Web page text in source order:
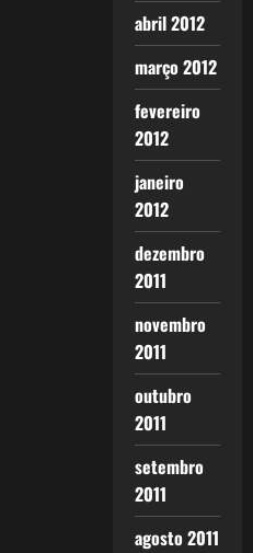
abril 2012
março 2012
fevereiro
2012
janeiro
2012
dezembro
2011
novembro
2011
outubro
2011
setembro
2011
agosto 2011